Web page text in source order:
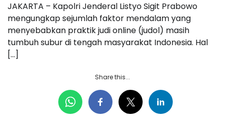
JAKARTA – Kapolri Jenderal Listyo Sigit Prabowo
mengungkap sejumlah faktor mendalam yang
menyebabkan praktik judi online (judol) masih
tumbuh subur di tengah masyarakat Indonesia. Hal
[…]
Share this...